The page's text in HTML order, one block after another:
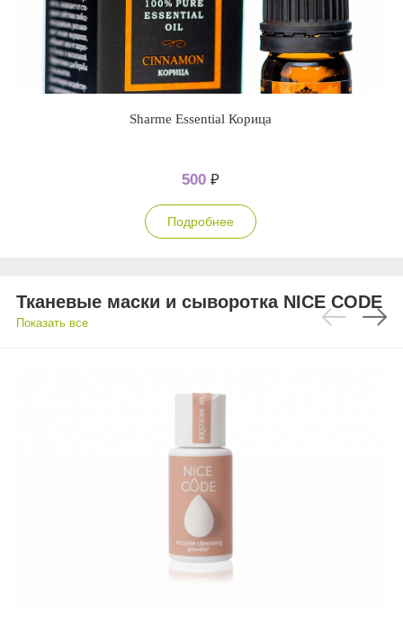
Sharme Essential Корица
500 ₽
Подробнее
Тканевые маски и сыворотка NICE CODE
Показать все